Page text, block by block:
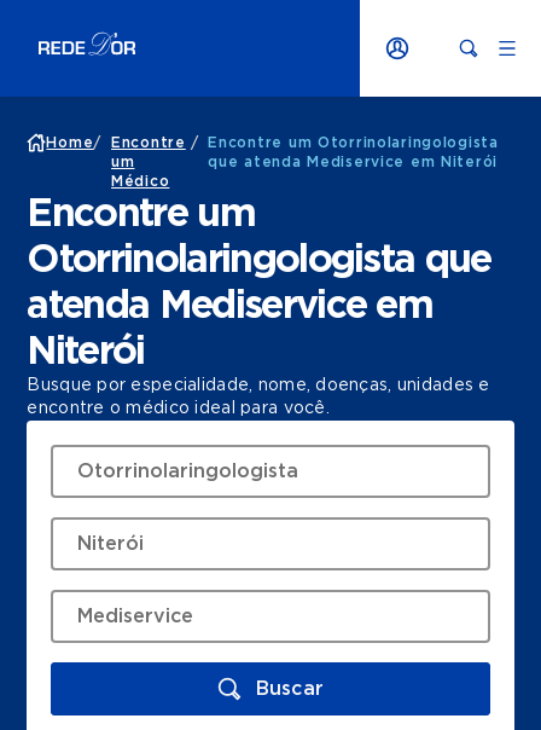
Home/
Encontre
um
Médico
/
Encontre um Otorrinolaringologista
que atenda Mediservice em Niterói
Encontre um
Otorrinolaringologista que
atenda Mediservice em
Niterói
Busque por especialidade, nome, doenças, unidades e
encontre o médico ideal para você.
Buscar